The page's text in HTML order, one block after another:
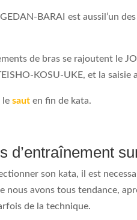
BARAI est aussil’un
de bras se rajoutent le
KOSU-UKE, et la
lesaut en fin de kata.
d’entraînement
son kata, il est
nous avons tous tendance,
de la technique.